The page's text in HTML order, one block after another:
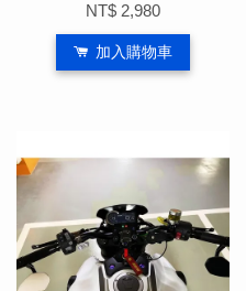
NT$ 2,980
加入購物車